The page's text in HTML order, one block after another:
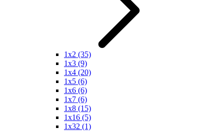
1x2 (35)
1x3 (9)
1x4 (20)
1x5 (6)
1x6 (6)
1x7 (6)
1x8 (15)
1x16 (5)
1x32 (1)